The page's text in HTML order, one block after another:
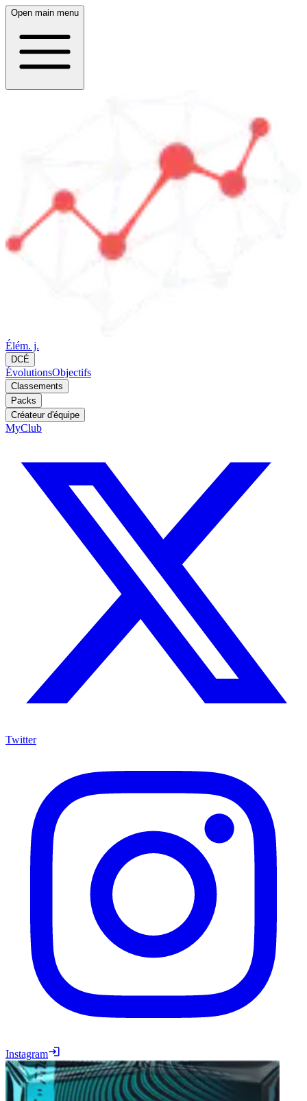
Open main menu
Élém. j.
DCÉ
ÉvolutionsObjectifs
Classements
Packs
Créateur d'équipe
MyClub
Twitter
Instagram